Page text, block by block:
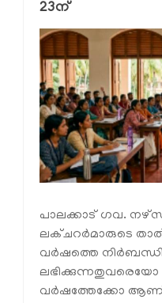
23ന്
പാലക്കാട് ഗവ.
ലക്ചറര്‍മാരുടെ
വര്‍ഷത്തെ
ലഭിക്കുന്നതുവരെയോ
വര്‍ഷത്തേക്കോ ആണ്